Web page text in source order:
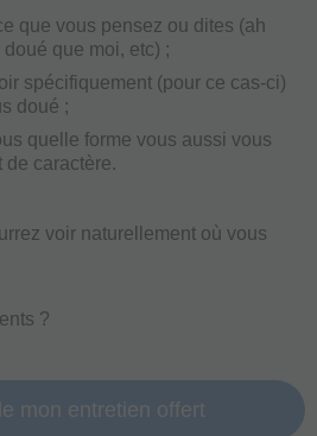
que vous pensez ou dites (ah
que moi, etc) ;
spécifiquement (pour ce cas-ci)
doué ;
quelle forme vous aussi vous
de caractère.
voir naturellement où vous
?
mon entretien offert